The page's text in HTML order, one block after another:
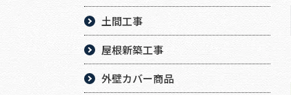
土間工事
屋根新築工事
外壁カバー商品